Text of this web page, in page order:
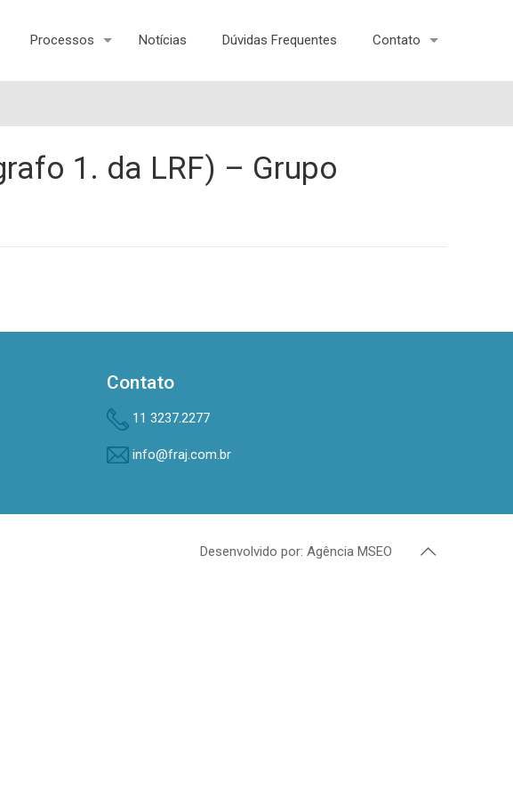
Processos Notícias Dúvidas Frequentes Contato
1. da LRF) – Grupo
Contato
11 3237.2277
info@fraj.com.br
Desenvolvido por: Agência MSEO